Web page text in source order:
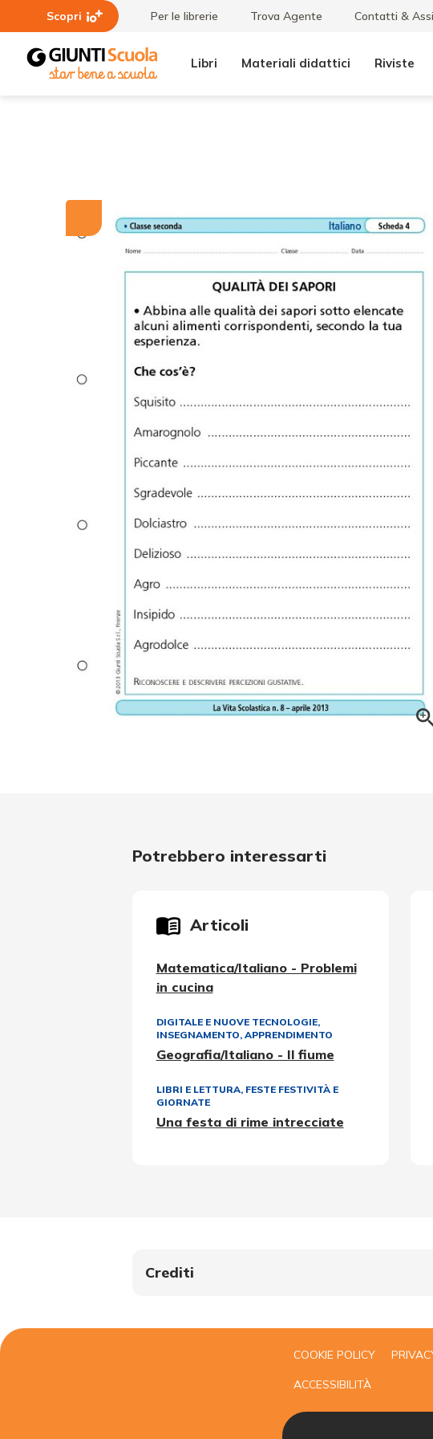
Scopri Per le librerie Trova Agente Contatti &
Libri Materiali didattici Riviste
Potrebbero interessarti
Articoli
Matematica/Italiano - Problemi
in cucina
DIGITALE E NUOVE TECNOLOGIE,
INSEGNAMENTO, APPRENDIMENTO
Geografia/Italiano - Il fiume
LIBRI E LETTURA, FESTE FESTIVITÀ E
GIORNATE
Una festa di rime intrecciate
Crediti
COOKIE POLICY
ACCESSIBILITÀ